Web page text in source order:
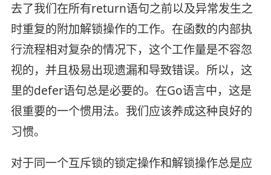
去了我们在所有return语句之前以及异常发生之
时重复的附加解锁操作的工作。在函数的内部执
行流程相对复杂的情况下，这个工作量是不容忽
视的，并且极易出现遗漏和导致错误。所以，这
里的defer语句总是必要的。在Go语言中，这是
很重要的一个惯用法。我们应该养成这种良好的
习惯。
对于同一个互斥锁的锁定操作和解锁操作总是应